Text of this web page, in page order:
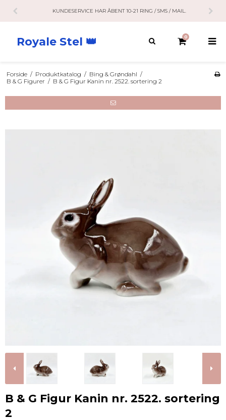
KUNDESERVICE HAR ÅBENT 10-21 RING / SMS / MAIL.
Royale Stel 👑 0
Forside / Produktkatalog / Bing & Grøndahl /
B & G Figurer / B & G Figur Kanin nr. 2522. sortering 2
B & G Figur Kanin nr. 2522. sortering
2